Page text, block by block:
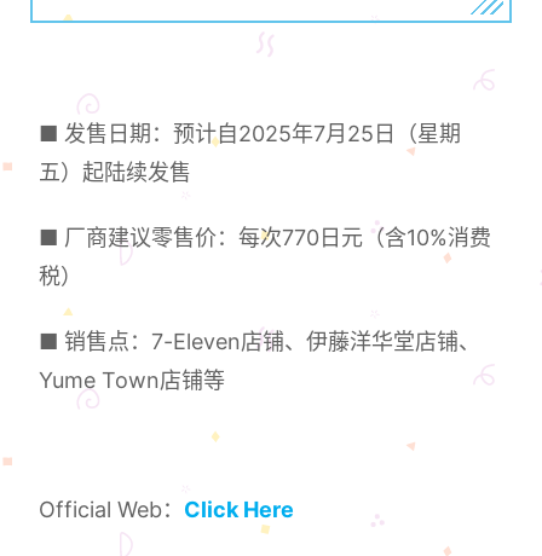
■ 发售日期：预计自2025年7月25日（星期
五）起陆续发售
■ 厂商建议零售价：每次770日元（含10%消费
税）
■ 销售点：7-Eleven店铺、伊藤洋华堂店铺、
Yume Town店铺等
Official Web： Click Here